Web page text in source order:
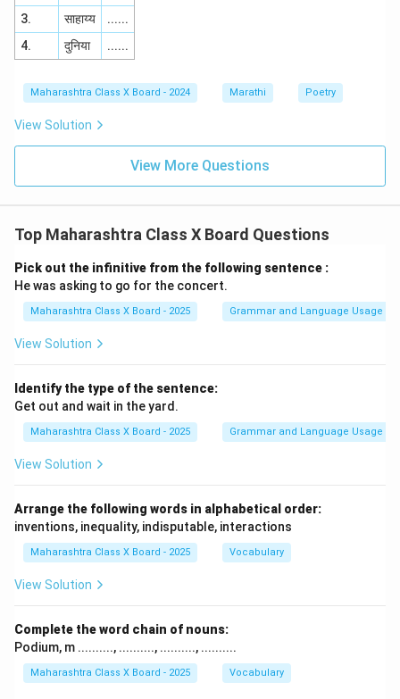
3.
साहाय्य
......
4.
दुनिया ......
Maharashtra Class X Board - 2024 Marathi Poetry
View Solution
View More Questions
Top Maharashtra Class X Board Questions
Pick out the infinitive from the following sentence :
He was asking to go for the concert.
Maharashtra Class X Board - 2025 Grammar and Language Usage
View Solution
Identify the type of the sentence:
Get out and wait in the yard.
Maharashtra Class X Board - 2025 Grammar and Language Usage
View Solution
Arrange the following words in alphabetical order:
inventions, inequality, indisputable, interactions
Maharashtra Class X Board - 2025 Vocabulary
View Solution
Complete the word chain of nouns:
Podium, m .........., .........., .........., ..........
Maharashtra Class X Board - 2025 Vocabulary